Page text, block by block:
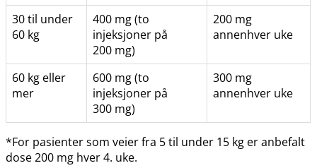
30 til under
60 kg
400 mg (to
injeksjoner på
200 mg)
200 mg
annenhver uke
60 kg eller
mer
600 mg (to
injeksjoner på
300 mg)
300 mg
annenhver uke
*For pasienter som veier fra 5 til under 15 kg er anbefalt
dose 200 mg hver 4. uke.